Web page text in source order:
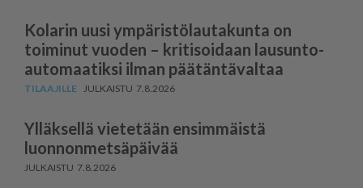
Kolarin uusi ympäris­tö­lau­takunta on
toiminut vuoden – kritisoidaan lausun­to­
au­to­maatiksi ilman päätäntävaltaa
7.8.2026
Ylläksellä vietetään ensimmäistä
luonnonmetsäpäivää
7.8.2026